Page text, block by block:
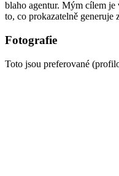
blaho agentur. Mým cílem je
to, co prokazatelně generuje
Fotografie
Toto jsou preferované